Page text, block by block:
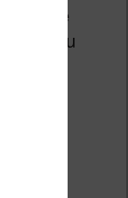
ce
à l’eau
de